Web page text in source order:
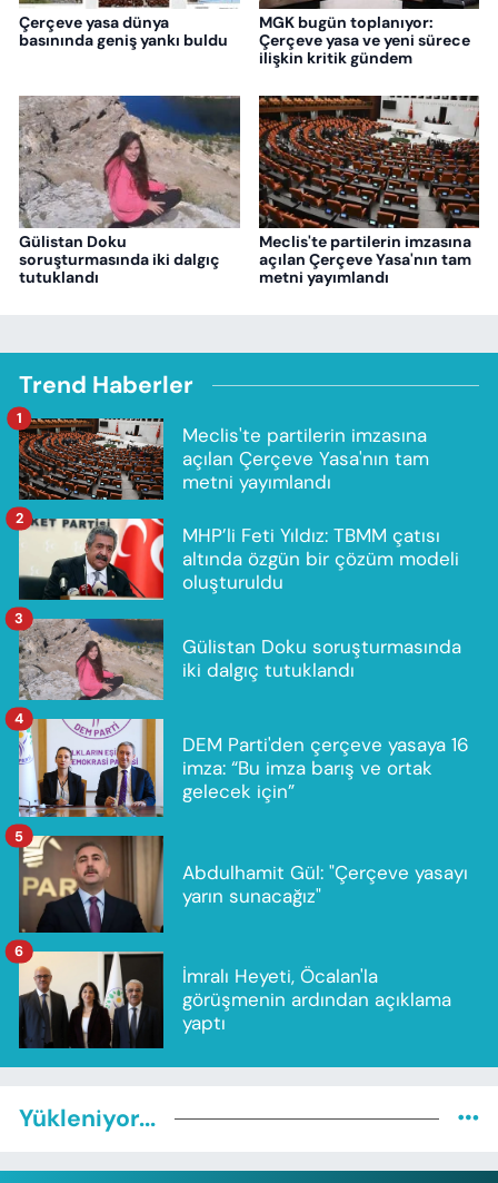
Çerçeve yasa dünya
basınında geniş yankı buldu
MGK bugün toplanıyor:
Çerçeve yasa ve yeni sürece
ilişkin kritik gündem
Gülistan Doku
soruşturmasında iki dalgıç
tutuklandı
Meclis'te partilerin imzasına
açılan Çerçeve Yasa'nın tam
metni yayımlandı
Trend Haberler
Meclis'te partilerin imzasına
açılan Çerçeve Yasa'nın tam
metni yayımlandı
1
MHP’li Feti Yıldız: TBMM çatısı
altında özgün bir çözüm modeli
oluşturuldu
2
Gülistan Doku soruşturmasında
iki dalgıç tutuklandı
3
DEM Parti'den çerçeve yasaya 16
imza: “Bu imza barış ve ortak
gelecek için”
4
Abdulhamit Gül: "Çerçeve yasayı
yarın sunacağız"
5
İmralı Heyeti, Öcalan'la
görüşmenin ardından açıklama
yaptı
6
Yükleniyor...